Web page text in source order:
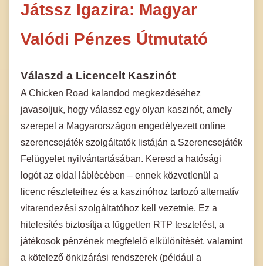
Játssz Igazira: Magyar
Valódi Pénzes Útmutató
Válaszd a Licencelt Kaszinót
A Chicken Road kalandod megkezdéséhez
javasoljuk, hogy válassz egy olyan kaszinót, amely
szerepel a Magyarországon engedélyezett online
szerencsejáték szolgáltatók listáján a Szerencsejáték
Felügyelet nyilvántartásában. Keresd a hatósági
logót az oldal láblécében – ennek közvetlenül a
licenc részleteihez és a kaszinóhoz tartozó alternatív
vitarendezési szolgáltatóhoz kell vezetnie. Ez a
hitelesítés biztosítja a független RTP tesztelést, a
játékosok pénzének megfelelő elkülönítését, valamint
a kötelező önkizárási rendszerek (például a